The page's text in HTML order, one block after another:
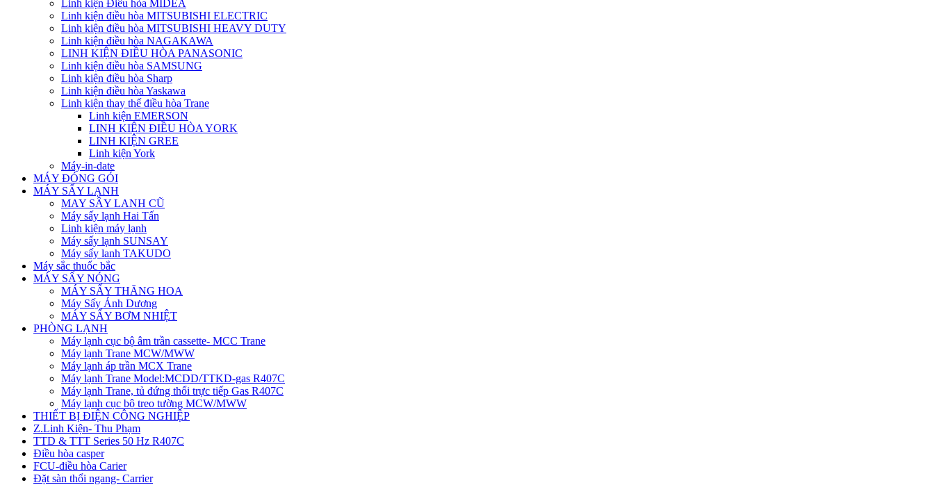
Linh kiện Điều hòa MIDEA
Linh kiện điều hòa MITSUBISHI ELECTRIC
Linh kiện điều hòa MITSUBISHI HEAVY DUTY
Linh kiện điều hòa NAGAKAWA
LINH KIỆN ĐIỀU HÒA PANASONIC
Linh kiện điều hòa SAMSUNG
Linh kiện điều hòa Sharp
Linh kiện điều hòa Yaskawa
Linh kiện thay thế điều hòa Trane
Linh kiện EMERSON
LINH KIỆN ĐIỀU HÒA YORK
LINH KIỆN GREE
Linh kiện York
Máy-in-date
MÁY ĐÓNG GÓI
MÁY SẤY LẠNH
MAY SÂY LANH CŨ
Máy sấy lạnh Hai Tấn
Linh kiện máy lạnh
Máy sấy lạnh SUNSAY
Máy sấy lanh TAKUDO
Máy sắc thuốc bắc
MÁY SẤY NÓNG
MÁY SẤY THĂNG HOA
Máy Sấy Ánh Dương
MÁY SẤY BƠM NHIỆT
PHÒNG LẠNH
Máy lạnh cục bộ âm trần cassette- MCC Trane
Máy lạnh Trane MCW/MWW
Máy lạnh áp trần MCX Trane
Máy lạnh Trane Model:MCDD/TTKD-gas R407C
Máy lạnh Trane, tủ đứng thổi trực tiếp Gas R407C
Máy lạnh cục bộ treo tường MCW/MWW
THIẾT BỊ ĐIỆN CÔNG NGHIỆP
Z.Linh Kiện- Thu Phạm
TTD & TTT Series 50 Hz R407C
Điều hòa casper
FCU-điều hòa Carier
Đặt sàn thổi ngang- Carrier